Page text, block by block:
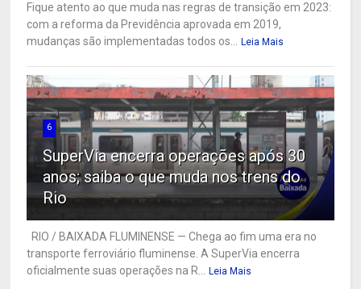
Fique atento ao que muda nas regras de transição em 2023:
com a reforma da Previdência aprovada em 2019,
mudanças são implementadas todos os...
Leia Mais
6
SuperVia encerra operações após 30
anos; saiba o que muda nos trens do
Rio
RIO / BAIXADA FLUMINENSE — Chega ao fim uma era no
transporte ferroviário fluminense. A SuperVia encerra
oficialmente suas operações na R...
Leia Mais